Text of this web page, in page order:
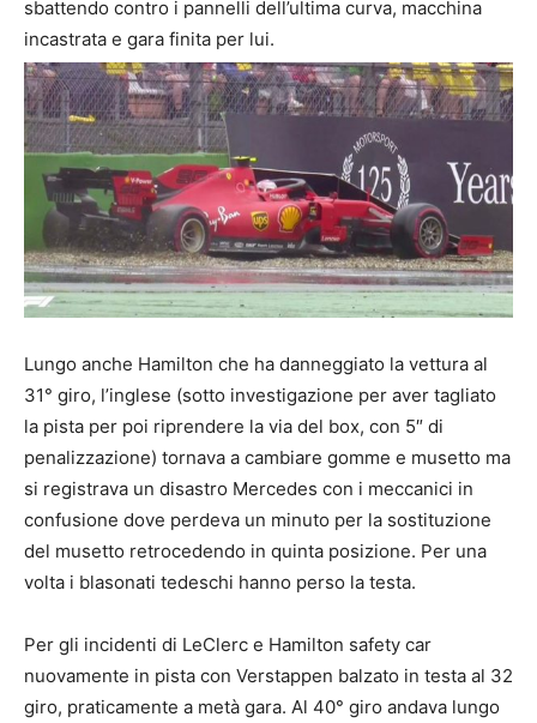
sbattendo contro i pannelli dell’ultima curva, macchina
incastrata e gara finita per lui.
Lungo anche Hamilton che ha danneggiato la vettura al
31° giro, l’inglese (sotto investigazione per aver tagliato
la pista per poi riprendere la via del box, con 5″ di
penalizzazione) tornava a cambiare gomme e musetto ma
si registrava un disastro Mercedes con i meccanici in
confusione dove perdeva un minuto per la sostituzione
del musetto retrocedendo in quinta posizione. Per una
volta i blasonati tedeschi hanno perso la testa.
Per gli incidenti di LeClerc e Hamilton safety car
nuovamente in pista con Verstappen balzato in testa al 32
giro, praticamente a metà gara. Al 40° giro andava lungo